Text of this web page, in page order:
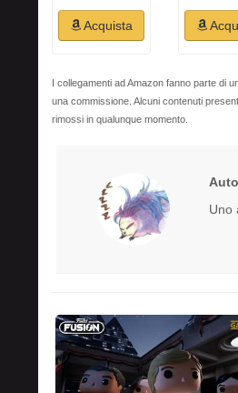
Acquista
I collegamenti ad Amazon fanno parte di
una commissione. Alcuni contenuti
rimossi in qualunque momento.
Uno